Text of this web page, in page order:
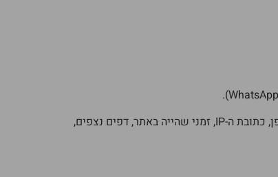
בעת הגלישה באתר נאסף מידע שאינו מזהה אותך אישית באופן ישיר, כגון סוג הדפדפן, כתובת ה-IP, זמני שהייה באתר, דפים נצפים,